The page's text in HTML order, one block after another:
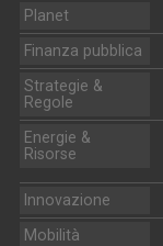
Planet
Finanza pubblica
Strategie &
Regole
Energie &
Risorse
Innovazione
Mobilità